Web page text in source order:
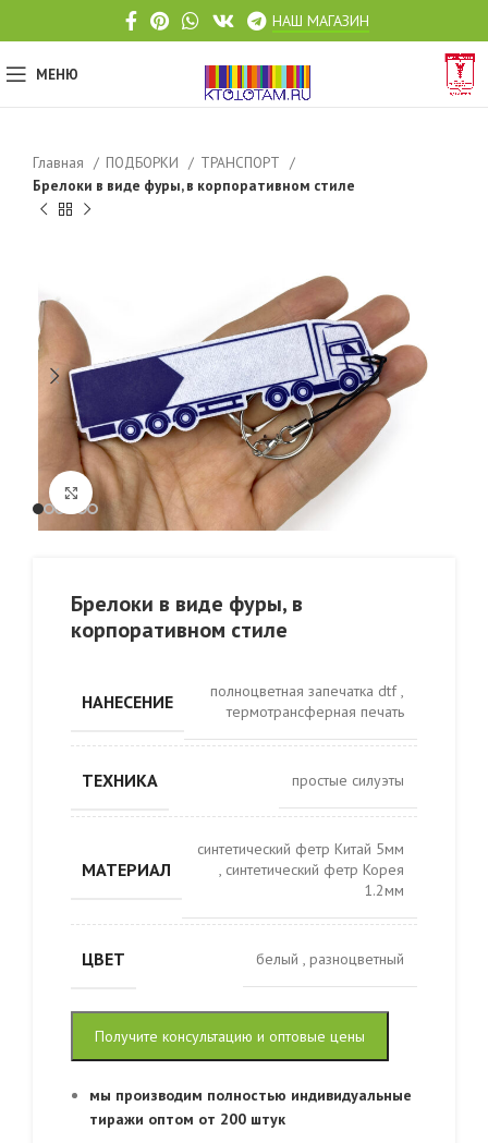
НАШ МАГАЗИН
МЕНЮ
Главная ПОДБОРКИ
ТРАНСПОРТ
Брелоки в виде фуры, в корпоративном стиле
Click to enlarge
Брелоки в виде фуры, в
корпоративном стиле
НАНЕСЕНИЕ полноцветная запечатка dtf,
термотрансферная печать
ТЕХНИКА простые силуэты
МАТЕРИАЛ
синтетический фетр Китай 5мм
, синтетический фетр Корея
1.2мм
ЦВЕТ белый , разноцветный
Получите консультацию и оптовые цены
мы производим полностью индивидуальные
тиражи оптом от 200 штук